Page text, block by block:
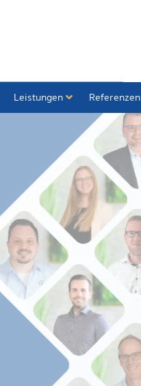
Leistungen Referenzen